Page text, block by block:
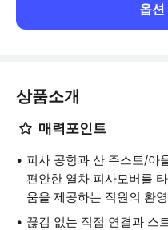
옵션
상품소개
매력포인트
피사 공항과 산 주스토/아
편안한 열차 피사모버를
움을 제공하는 직원의 환
끊김 없는 직접 연결과 스